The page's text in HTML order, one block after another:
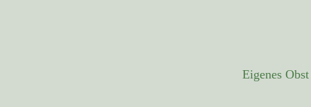
Eigenes